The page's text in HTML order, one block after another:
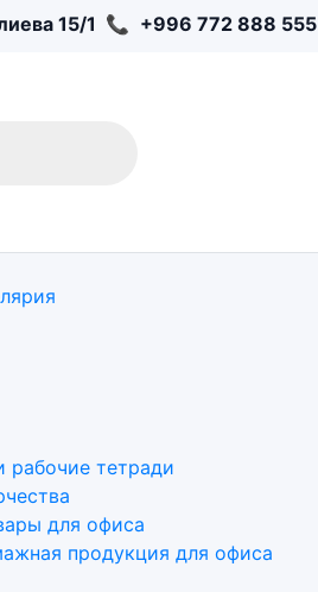
15/1 📞 +996 772 888 555
рабочие тетради
для офиса
продукция для офиса